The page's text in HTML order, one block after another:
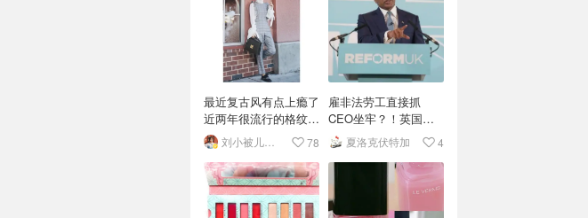
最近复古风有点上瘾了
近两年很流行的格纹元
素，让我找到了这么一
件质感很好的连体裤
78
雇非法劳工直接抓
CEO坐牢？！英国重
拳打击外卖平台黑工
夏洛克伏特加 4